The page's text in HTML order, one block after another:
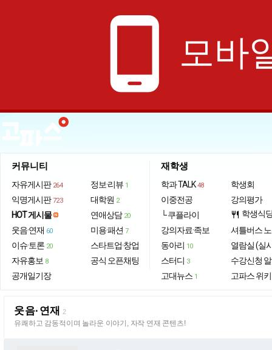
phone_android 모바
커뮤니티
자유게시판 264
익명게시판 723
HOT 게시물
웃음·연재 60
이슈·토론 20
자유홍보 8
공개일기장
정보·리뷰 1
대학원 2
연애상담 20
미용·패션 7
스타트업·창업
공식 오픈채팅
재학생
학과 TALK 48
이중전공
└ 쿠플라이
강의자료·족보
동아리 10
스터디 3
고대뉴스 1
학생회
강의평가
restaurant 학생식
셔틀버스
열람실 (실
수강신청
고파스 위키
웃음·연재 2
유쾌하고 감동적이며 놀라운 이야기, 자작 연재 콘텐츠!